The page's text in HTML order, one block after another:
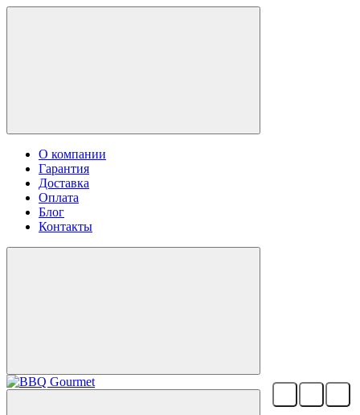
О компании
Гарантия
Доставка
Оплата
Блог
Контакты